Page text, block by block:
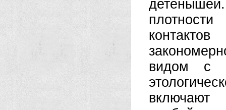
видом с
включают